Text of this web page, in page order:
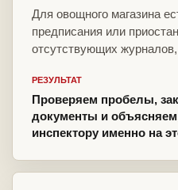
Для овощного магазина
предписания или
отсутствующих журналов,
РЕЗУЛЬТАТ
Проверяем пробелы,
документы и
инспектору именно на